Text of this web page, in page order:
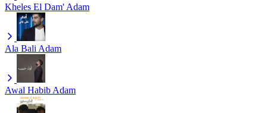
Kheles El Dam' Adam
Ala Bali Adam
Awal Habib Adam